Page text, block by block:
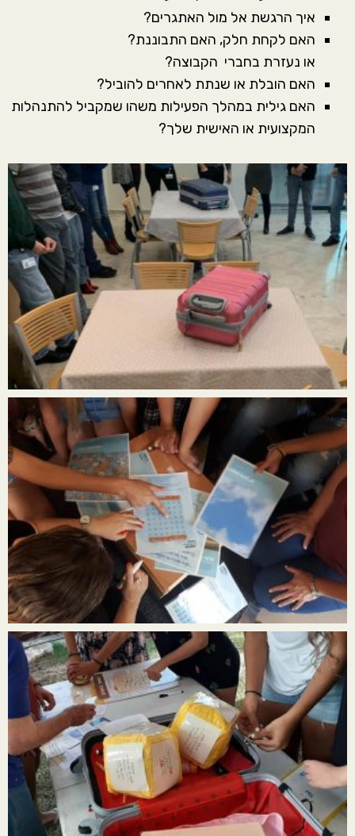
איך הרגשת אל מול האתגרים?
האם לקחת חלק, האם התבוננת?
או נעזרת בחברי הקבוצה?
האם הובלת או שנתת לאחרים להוביל?
האם גילית במהלך הפעילות משהו שמקביל להתנהלות
המקצועית או האישית שלך?